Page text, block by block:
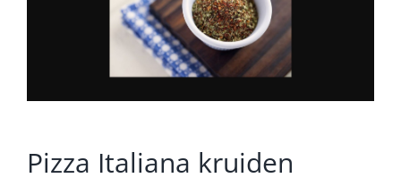
Pizza Italiana kruiden